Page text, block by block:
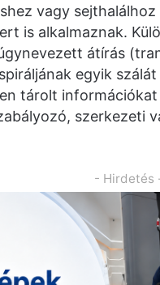
vagy
is alkalmaznak.
átírás
egyik
tárolt
szerkezeti
- Hirdetés